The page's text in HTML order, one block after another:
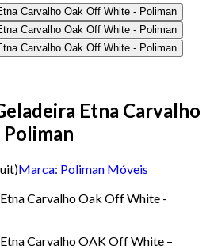
Etna Carvalho
)Marca: Poliman Móveis
Carvalho Oak Off White -
Carvalho OAK Off White –